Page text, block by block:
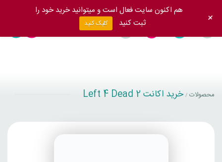
محصولات / خرید اکانت Left 4 Dead 2
هم اکنون سایت فعال است و میتوانید خرید خود را
ثبت کنید
کلیک کنید +